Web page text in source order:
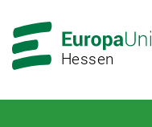
Hauptnavigation
Hauptbereich
Hessen